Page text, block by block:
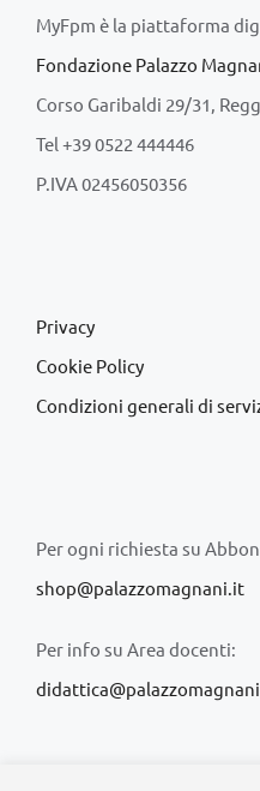
MyFpm è la piattaforma
Fondazione Palazzo
Corso Garibaldi 29/31,
Tel +39 0522 444446
P.IVA 02456050356
Privacy
Cookie Policy
Condizioni generali di
Per ogni richiesta su
shop@palazzomagnani.it
Per info su Area docenti: